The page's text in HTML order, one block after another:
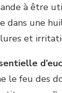
à être
dans une
et
le feu des